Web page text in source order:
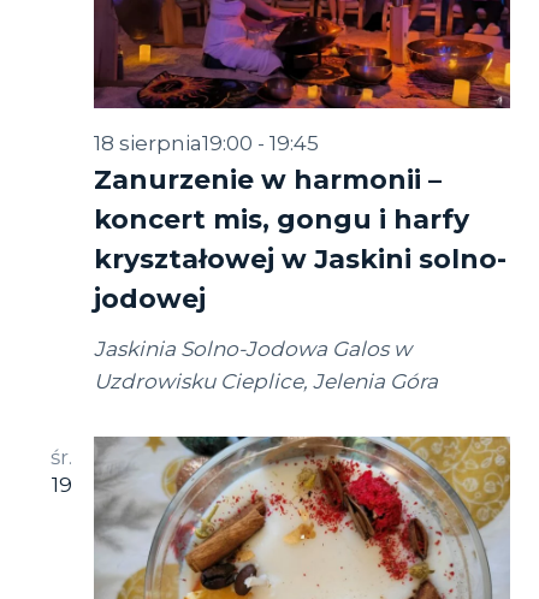
Zanurzenie w harmonii –
koncert mis, gongu i harfy
kryształowej w Jaskini solno-
jodowej
18 sierpnia19:00 - 19:45
Jaskinia Solno-Jodowa Galos w
Uzdrowisku Cieplice, Jelenia Góra
śr.
19